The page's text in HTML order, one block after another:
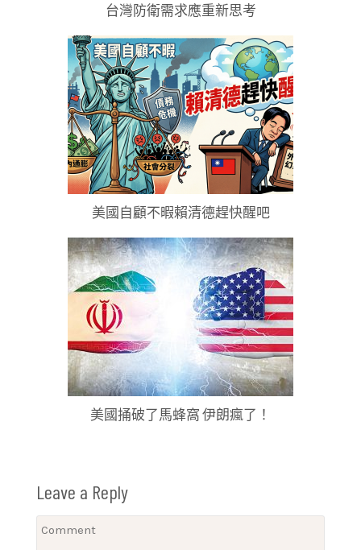
台灣防衛需求應重新思考
美國自顧不暇賴清德趕快醒吧
美國捅破了馬蜂窩 伊朗瘋了！
Leave a Reply